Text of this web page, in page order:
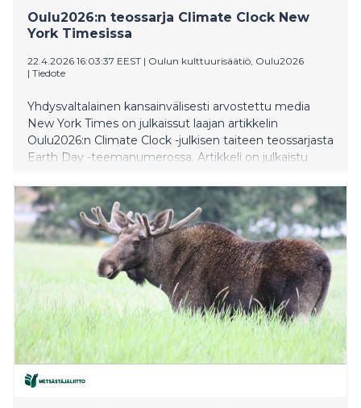
Oulu2026:n teossarja Climate Clock New
York Timesissa
22.4.2026 16:03:37 EEST | Oulun kulttuurisäätiö, Oulu2026
| Tiedote
Yhdysvaltalainen kansainvälisesti arvostettu media
New York Times on julkaissut laajan artikkelin
Oulu2026:n Climate Clock -julkisen taiteen teossarjasta
Earth Day -teemanumerossa. Artikkeli on julkaistu
Installation in Nature has Climate Lessons for
Humans”. Climate Clock avataan yleisölle 13.
kesäkuuta.